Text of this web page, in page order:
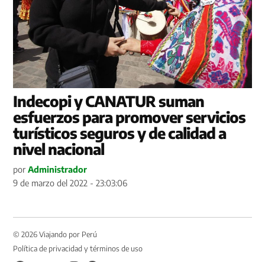
Indecopi y CANATUR suman
esfuerzos para promover servicios
turísticos seguros y de calidad a
nivel nacional
por Administrador
9 de marzo del 2022 - 23:03:06
© 2026 Viajando por Perú
Política de privacidad y términos de uso